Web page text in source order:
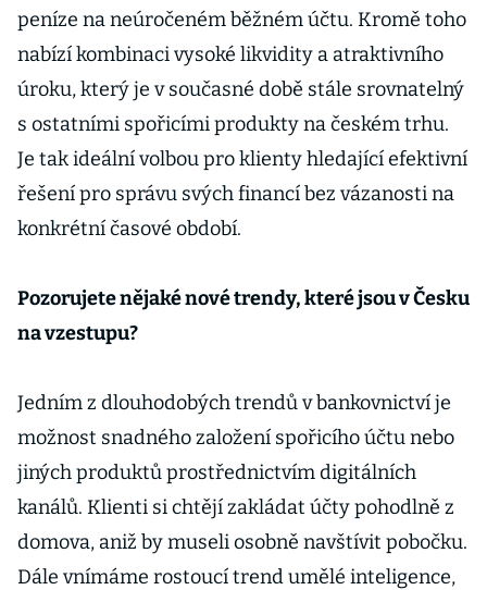
peníze na neúročeném běžném účtu. Kromě toho
nabízí kombinaci vysoké likvidity a atraktivního
úroku, který je v současné době stále srovnatelný
s ostatními spořicími produkty na českém trhu.
Je tak ideální volbou pro klienty hledající efektivní
řešení pro správu svých financí bez vázanosti na
konkrétní časové období.
Pozorujete nějaké nové trendy, které jsou v Česku
na vzestupu?
Jedním z dlouhodobých trendů v bankovnictví je
možnost snadného založení spořicího účtu nebo
jiných produktů prostřednictvím digitálních
kanálů. Klienti si chtějí zakládat účty pohodlně z
domova, aniž by museli osobně navštívit pobočku.
Dále vnímáme rostoucí trend umělé inteligence,